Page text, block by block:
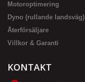
Motoroptimering
Dyno (rullande landsväg)
Återförsäljare
Villkor & Garanti
KONTAKT